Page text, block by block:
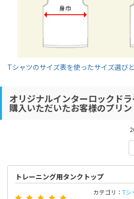
Tシャツのサイズ表を使ったサイズ選び
オリジナルインターロックド
購入いただいたお客様のプリ
トレーニング用タンクトップ
カテゴリ： Tシ